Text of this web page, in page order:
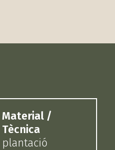
Material /
Tècnica
plantació